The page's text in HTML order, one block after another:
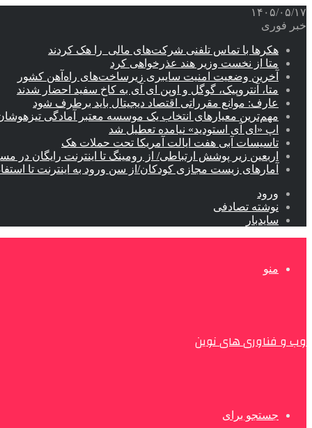
۱۴۰۵/۰۵/۱۷
خبر فوری
هکرها با تماس تلفنی شرکت‌های مالی را هک کردند
متا از نخست وزیر هند عذرخواهی کرد
آخرین وضعیت امنیت سایبری زیرساخت‌های راه‌آهن کشور
متا، آنتروپیک، گوگل و اوپن ای آی به کاخ سفید احضار شدند
عارف: موانع مقرراتی اقتصاد دیجیتال باید برطرف شود
مهم‌ترین معیارهای انتخاب یک موسسه معتبر آمادگی
اپ «ای آی استودید» نیامده تعطیل شد
تاسیسات آبی هفت ایالت آمریکا تحت حملات هک
اربعین زیر پوشش ارتباطی/ از رومینگ تا اینترنت رایگان در
آمارهای زیست مجازی کودکان/از سن ورود به اینترنت تا
ورود
نوشته تصادفی
سایدبار
منو
وب و فناوری های نوین
جستجو برای